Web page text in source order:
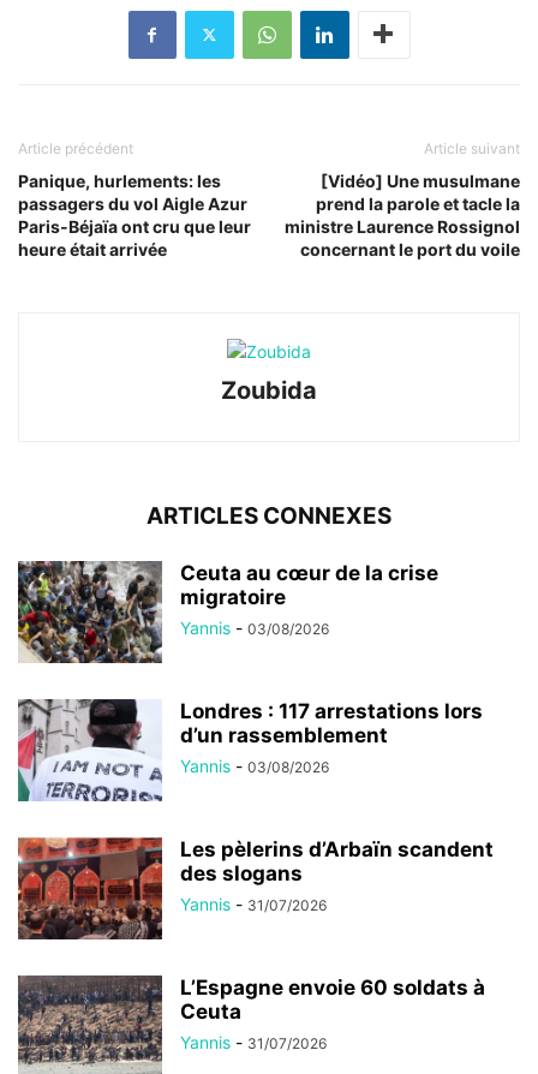
Article précédent
Panique, hurlements: les
passagers du vol Aigle Azur
Paris-Béjaïa ont cru que leur
heure était arrivée
Article suivant
[Vidéo] Une musulmane
prend la parole et tacle la
ministre Laurence Rossignol
concernant le port du voile
Zoubida
ARTICLES CONNEXES
Ceuta au cœur de la crise
migratoire
Yannis - 03/08/2026
Londres : 117 arrestations lors
d’un rassemblement
Yannis - 03/08/2026
Les pèlerins d’Arbaïn scandent
des slogans
Yannis - 31/07/2026
L’Espagne envoie 60 soldats à
Ceuta
Yannis - 31/07/2026